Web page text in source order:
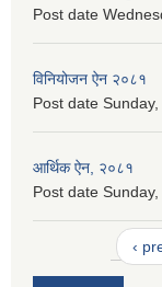
Post date
विनियोजन ऐन २०८१
Post date
आर्थिक ऐन, २०८१
Post date
‹